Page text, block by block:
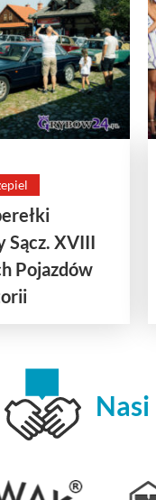
Sącz. XVIII
Pojazdów
Nasi